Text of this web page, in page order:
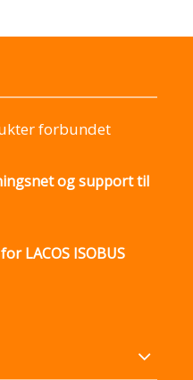
forbundet
og support til
LACOS ISOBUS